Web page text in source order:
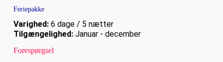
Feriepakke
Varighed:6 dage / 5 nætter
Tilgængelighed:Januar - december
Forespørgsel